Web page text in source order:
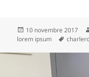
Publié
le
10 novembre 2017
lorem ipsum
Mots-